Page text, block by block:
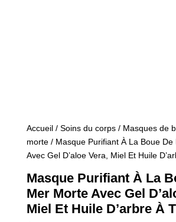
Accueil/ Soins du corps/ Masques de
morte/ Masque Purifiant À La Boue De
Avec Gel D’aloe Vera, Miel Et Huile
Masque Purifiant À La
Mer Morte Avec Gel
Miel Et Huile D’arbre À